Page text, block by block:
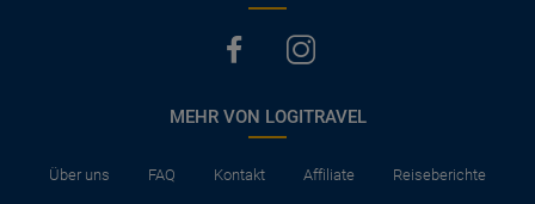
MEHR VON LOGITRAVEL
Über uns FAQ Kontakt Affiliate Reiseberichte